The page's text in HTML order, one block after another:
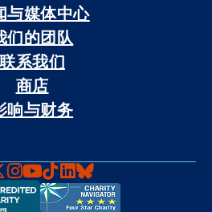
与媒体中心
们的团队
联系我们
商店
响与财务
Instagram
YouTube
TikTok
LinkedIn
Bluesky